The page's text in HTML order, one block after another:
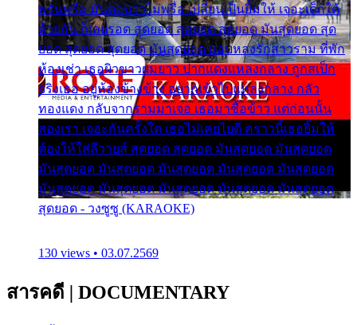
พรั่นพรือ มันตอบว่าไม่พรื่อ เปลี่ยนเป็นยิ้มให้ เจอะเด็กใต้
ด้วยกัน ก็เลยรอด สุดยอด สุดยอด สุดยอด มันสุดยอด สุด
ยอด สุดยอด สุดยอด มันสุดยอด แอบหลงรักสาวราม ที่พัก
ห้องเช่า เธอผิวขาวผมยาว ปากแดงแหลงกลาง ถูกสเป็ก
จริงเธอ อยู่ห้องข้างข้าง อยากเข้าไปแหลงกลาง กลัว
ทองแดง กลับจากรามมาเจอ เธอมาซื้อข้าว แต่ก่อนนั้น
สองเรา เจอะกันครั้งใด เธอไม่เคยไยดี คราวนี้เธอยิ้มให้
ต้องให้ใส่ลีวายส์ สุดยอด สุดยอด มันสุดยอด มันสุดยอด
มันสุดยอด มันสุดยอด มันสุดยอด มันสุดยอด มันสุดยอด
มันสุดยอด มันสุดยอด มันสุดยอด มันสุดยอด มันสุดยอด
สุดยอด - วงซูซู (KARAOKE)
130 views • 03.07.2569
สารคดี | DOCUMENTARY